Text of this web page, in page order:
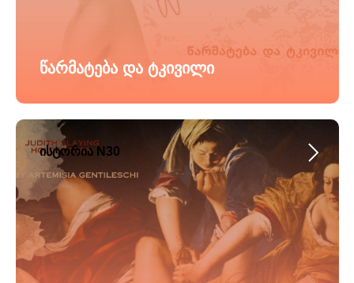
წარმატება და ტკივილი
ისტორია N30